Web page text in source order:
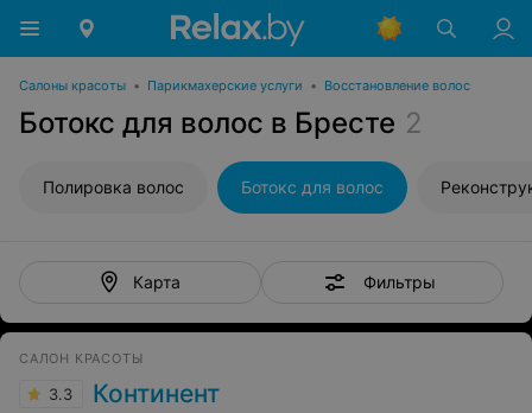
Салоны красоты • Парикмахерские услуги • Восстановление волос
Ботокс для волос в Бресте 2
Полировка волос Ботокс для волос
Карта Фильтры
САЛОН КРАСОТЫ
3.3 Континент